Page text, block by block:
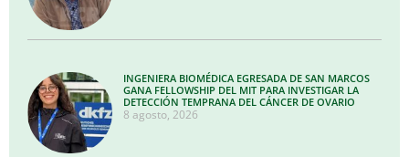
INGENIERA BIOMÉDICA EGRESADA DE SAN MARCOS
GANA FELLOWSHIP DEL MIT PARA INVESTIGAR LA
DETECCIÓN TEMPRANA DEL CÁNCER DE OVARIO
8 agosto, 2026